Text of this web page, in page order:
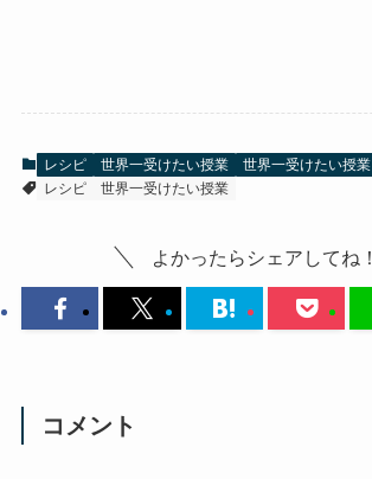
レシピ 世界一受けたい授業
世界一受けたい授業
レシピ
世界一受けたい授業
よかったらシェアしてね！
コメント